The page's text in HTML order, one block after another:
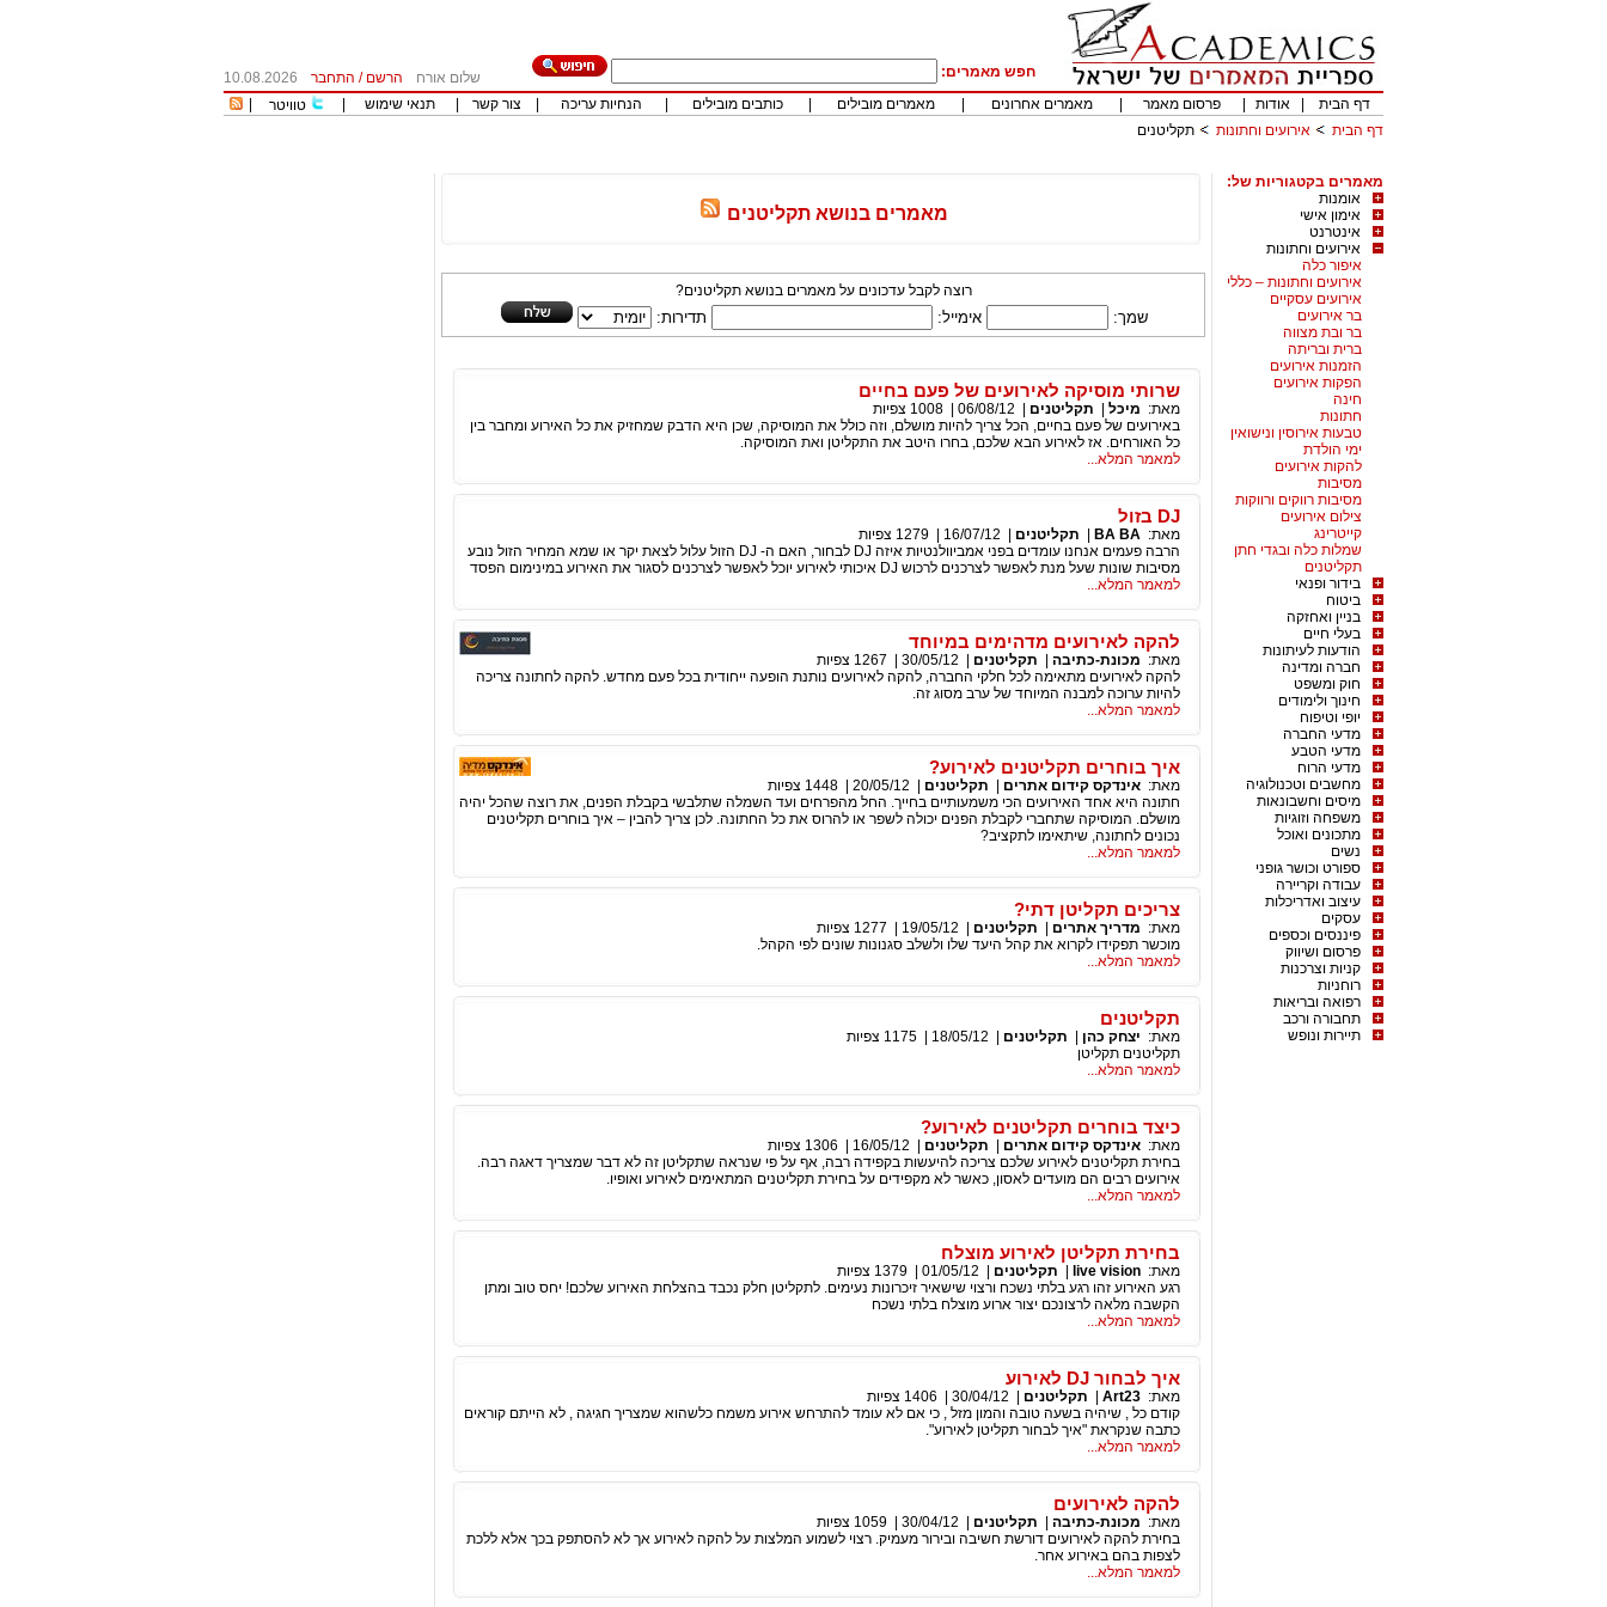
חפש מאמרים: שלום אורח הרשם / התחבר
10.08.2026
דף הבית
אודות פרסום מאמר מאמרים אחרונים מאמרים מובילים כותבים מובילים הנחיות עריכה צור קשר תנאי שימוש טוויטר
דף הבית
אירועים וחתונות תקליטנים
מאמרים בקטגוריות של:
אומנות
אימון אישי
אינטרנט
אירועים וחתונות
איפור כלה
אירועים וחתונות – כללי
אירועים עסקיים
בר אירועים
בר ובת מצווה
ברית ובריתה
הזמנות אירועים
הפקות אירועים
חינה
חתונות
טבעות אירוסין ונישואין
ימי הולדת
להקות אירועים
מסיבות
מסיבות רווקים ורווקות
צילום אירועים
קייטרינג
שמלות כלה ובגדי חתן
תקליטנים
בידור ופנאי
ביטוח
בניין ואחזקה
בעלי חיים
הודעות לעיתונות
חברה ומדינה
חוק ומשפט
חינוך ולימודים
יופי וטיפוח
מדעי החברה
מדעי הטבע
מדעי הרוח
מחשבים וטכנולוגיה
מיסים וחשבונאות
משפחה וזוגיות
מתכונים ואוכל
נשים
ספורט וכושר גופני
עבודה וקריירה
עיצוב ואדריכלות
עסקים
פיננסים וכספים
פרסום ושיווק
קניות וצרכנות
רוחניות
רפואה ובריאות
תחבורה ורכב
תיירות ונופש
מאמרים בנושא תקליטנים
רוצה לקבל עדכונים על מאמרים בנושא תקליטנים?
שמך: אימייל: תדירות:
שרותי מוסיקה לאירועים של פעם בחיים
מאת: מיכל תקליטנים 06/08/12
1008 צפיות
באירועים של פעם בחיים, הכל צריך להיות מושלם, וזה כולל את המוסיקה, שכן היא הדבק שמחזיק את כל האירוע ומחבר בין
כל האורחים. אז לאירוע הבא שלכם, בחרו היטב את התקליטן ואת המוסיקה.
למאמר המלא...
DJ בזול
מאת: BA BA תקליטנים 16/07/12
1279 צפיות
הרבה פעמים אנחנו עומדים בפני אמביוולנטיות איזה DJ לבחור, האם ה- DJ הזול עלול לצאת יקר או שמא המחיר הזול נובע
מסיבות שונות שעל מנת לאפשר לצרכנים לרכוש DJ איכותי לאירוע יוכל לאפשר לצרכנים לסגור את האירוע במינימום הפסד
למאמר המלא...
להקה לאירועים מדהימים במיוחד
מאת: מכונת-כתיבה תקליטנים 30/05/12
1267 צפיות
להקה לאירועים מתאימה לכל חלקי החברה, להקה לאירועים נותנת הופעה ייחודית בכל פעם מחדש. להקה לחתונה צריכה
להיות ערוכה למבנה המיוחד של ערב מסוג זה.
למאמר המלא...
איך בוחרים תקליטנים לאירוע?
מאת: אינדקס קידום אתרים תקליטנים 20/05/12
1448 צפיות
חתונה היא אחד האירועים הכי משמעותיים בחייך. החל מהפרחים ועד השמלה שתלבשי בקבלת הפנים, את רוצה שהכל יהיה
מושלם. המוסיקה שתחברי לקבלת הפנים יכולה לשפר או להרוס את כל החתונה. לכן צריך להבין – איך בוחרים תקליטנים
נכונים לחתונה, שיתאימו לתקציב?
למאמר המלא...
צריכים תקליטן דתי?
מאת: מדריך אתרים תקליטנים 19/05/12
1277 צפיות
מוכשר תפקידו לקרוא את קהל היעד שלו ולשלב סגנונות שונים לפי הקהל.
למאמר המלא...
תקליטנים
מאת: יצחק כהן תקליטנים 18/05/12
1175 צפיות
תקליטנים תקליטן
למאמר המלא...
כיצד בוחרים תקליטנים לאירוע?
מאת: אינדקס קידום אתרים תקליטנים 16/05/12
1306 צפיות
בחירת תקליטנים לאירוע שלכם צריכה להיעשות בקפידה רבה, אף על פי שנראה שתקליטן זה לא דבר שמצריך דאגה רבה.
אירועים רבים הם מועדים לאסון, כאשר לא מקפידים על בחירת תקליטנים המתאימים לאירוע ואופיו.
למאמר המלא...
בחירת תקליטן לאירוע מוצלח
מאת: live vision תקליטנים 01/05/12
1379 צפיות
רגע האירוע זהו רגע בלתי נשכח ורצוי שישאיר זיכרונות נעימים. לתקליטן חלק נכבד בהצלחת האירוע שלכם! יחס טוב ומתן
הקשבה מלאה לרצונכם יצור ארוע מוצלח בלתי נשכח
למאמר המלא...
איך לבחור DJ לאירוע
מאת: Art23 תקליטנים 30/04/12
1406 צפיות
קודם כל , שיהיה בשעה טובה והמון מזל , כי אם לא עומד להתרחש אירוע משמח כלשהוא שמצריך חגיגה , לא הייתם קוראים
כתבה שנקראת "איך לבחור תקליטן לאירוע".
למאמר המלא...
להקה לאירועים
מאת: מכונת-כתיבה תקליטנים 30/04/12
1059 צפיות
בחירת להקה לאירועים דורשת חשיבה ובירור מעמיק. רצוי לשמוע המלצות על להקה לאירוע אך לא להסתפק בכך אלא ללכת
לצפות בהם באירוע אחר.
למאמר המלא...